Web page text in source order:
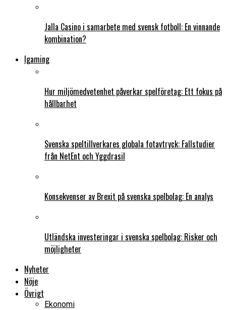
Jalla Casino i samarbete med svensk fotboll: En vinnande
kombination?
Igaming
Hur miljömedvetenhet påverkar spelföretag: Ett fokus på
hållbarhet
Svenska speltillverkares globala fotavtryck: Fallstudier
från NetEnt och Yggdrasil
Konsekvenser av Brexit på svenska spelbolag: En analys
Utländska investeringar i svenska spelbolag: Risker och
möjligheter
Nyheter
Nöje
Övrigt
Ekonomi